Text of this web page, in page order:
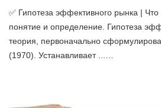
✅ Гипотеза эффективного рынка | Что
понятие и определение. Гипотеза
теория, первоначально
(1970). Устанавливает ...…